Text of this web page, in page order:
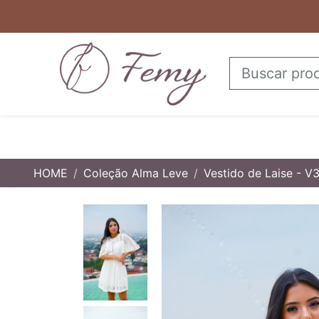
HOME Coleção Alma Leve Vestido de Laise -